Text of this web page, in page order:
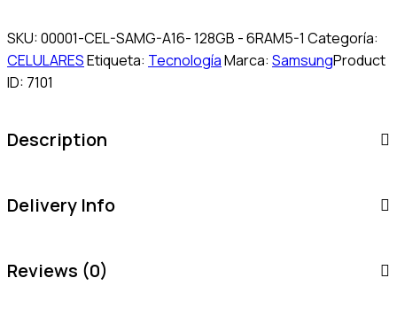
SKU:00001-CEL-SAMG-A16- 128GB - 6RAM5-1 Categoría:
CELULARESEtiqueta: TecnologíaMarca: SamsungProduct
ID: 7101
Description
Delivery Info
Reviews (0)